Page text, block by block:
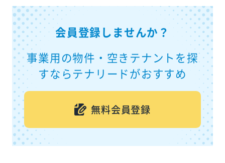
会員登録しませんか？
事業用の物件・空きテナントを探
すならテナリードがおすすめ
無料会員登録